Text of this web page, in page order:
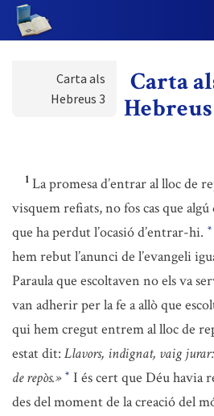
Carta als
Hebreus 3
Carta
1 La promesa d’entrar al lloc de
visquem refiats, no fos cas que
que ha perdut l’ocasió d’entrar-hi. *
hem rebut l’anunci de l’evangeli
Paraula que escoltaven no els va
van adherir per la fe a allò que
qui hem cregut entrem al lloc de
estat dit: Llavors, indignat, vaig
de repòs.» * I és cert que Déu havia
des del moment de la creació del